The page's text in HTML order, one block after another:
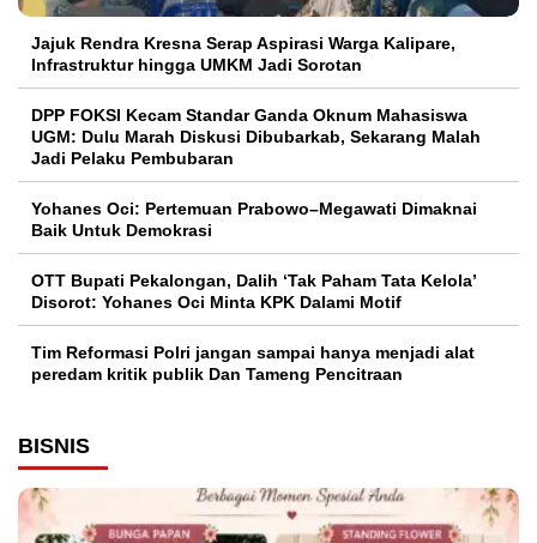
Jajuk Rendra Kresna Serap Aspirasi Warga Kalipare,
Infrastruktur hingga UMKM Jadi Sorotan
DPP FOKSI Kecam Standar Ganda Oknum Mahasiswa
UGM: Dulu Marah Diskusi Dibubarkab, Sekarang Malah
Jadi Pelaku Pembubaran
Yohanes Oci: Pertemuan Prabowo–Megawati Dimaknai
Baik Untuk Demokrasi
OTT Bupati Pekalongan, Dalih ‘Tak Paham Tata Kelola’
Disorot: Yohanes Oci Minta KPK Dalami Motif
Tim Reformasi Polri jangan sampai hanya menjadi alat
peredam kritik publik Dan Tameng Pencitraan
BISNIS